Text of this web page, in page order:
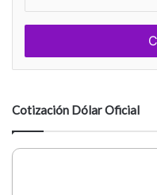
e
n
a
i
o
Cotización Dólar Oficial